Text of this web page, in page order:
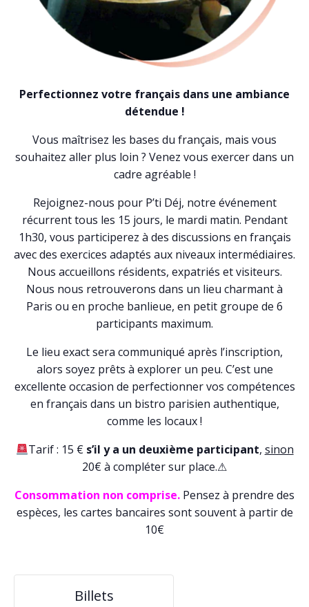
Perfectionnez votre français dans une ambiance
détendue !
Vous maîtrisez les bases du français, mais vous
souhaitez aller plus loin ? Venez vous exercer dans un
cadre agréable !
Rejoignez-nous pour P’ti Déj, notre événement
récurrent tous les 15 jours, le mardi matin. Pendant
1h30, vous participerez à des discussions en français
avec des exercices adaptés aux niveaux intermédiaires.
Nous accueillons résidents, expatriés et visiteurs.
Nous nous retrouverons dans un lieu charmant à
Paris ou en proche banlieue, en petit groupe de 6
participants maximum.
Le lieu exact sera communiqué après l’inscription,
alors soyez prêts à explorer un peu. C’est une
excellente occasion de perfectionner vos compétences
en français dans un bistro parisien authentique,
comme les locaux !
Tarif : 15 € s’il y a un deuxième participant, sinon
20€ à compléter sur place.⚠
Consommation non comprise. Pensez à prendre des
espèces, les cartes bancaires sont souvent à partir de
10€
Billets